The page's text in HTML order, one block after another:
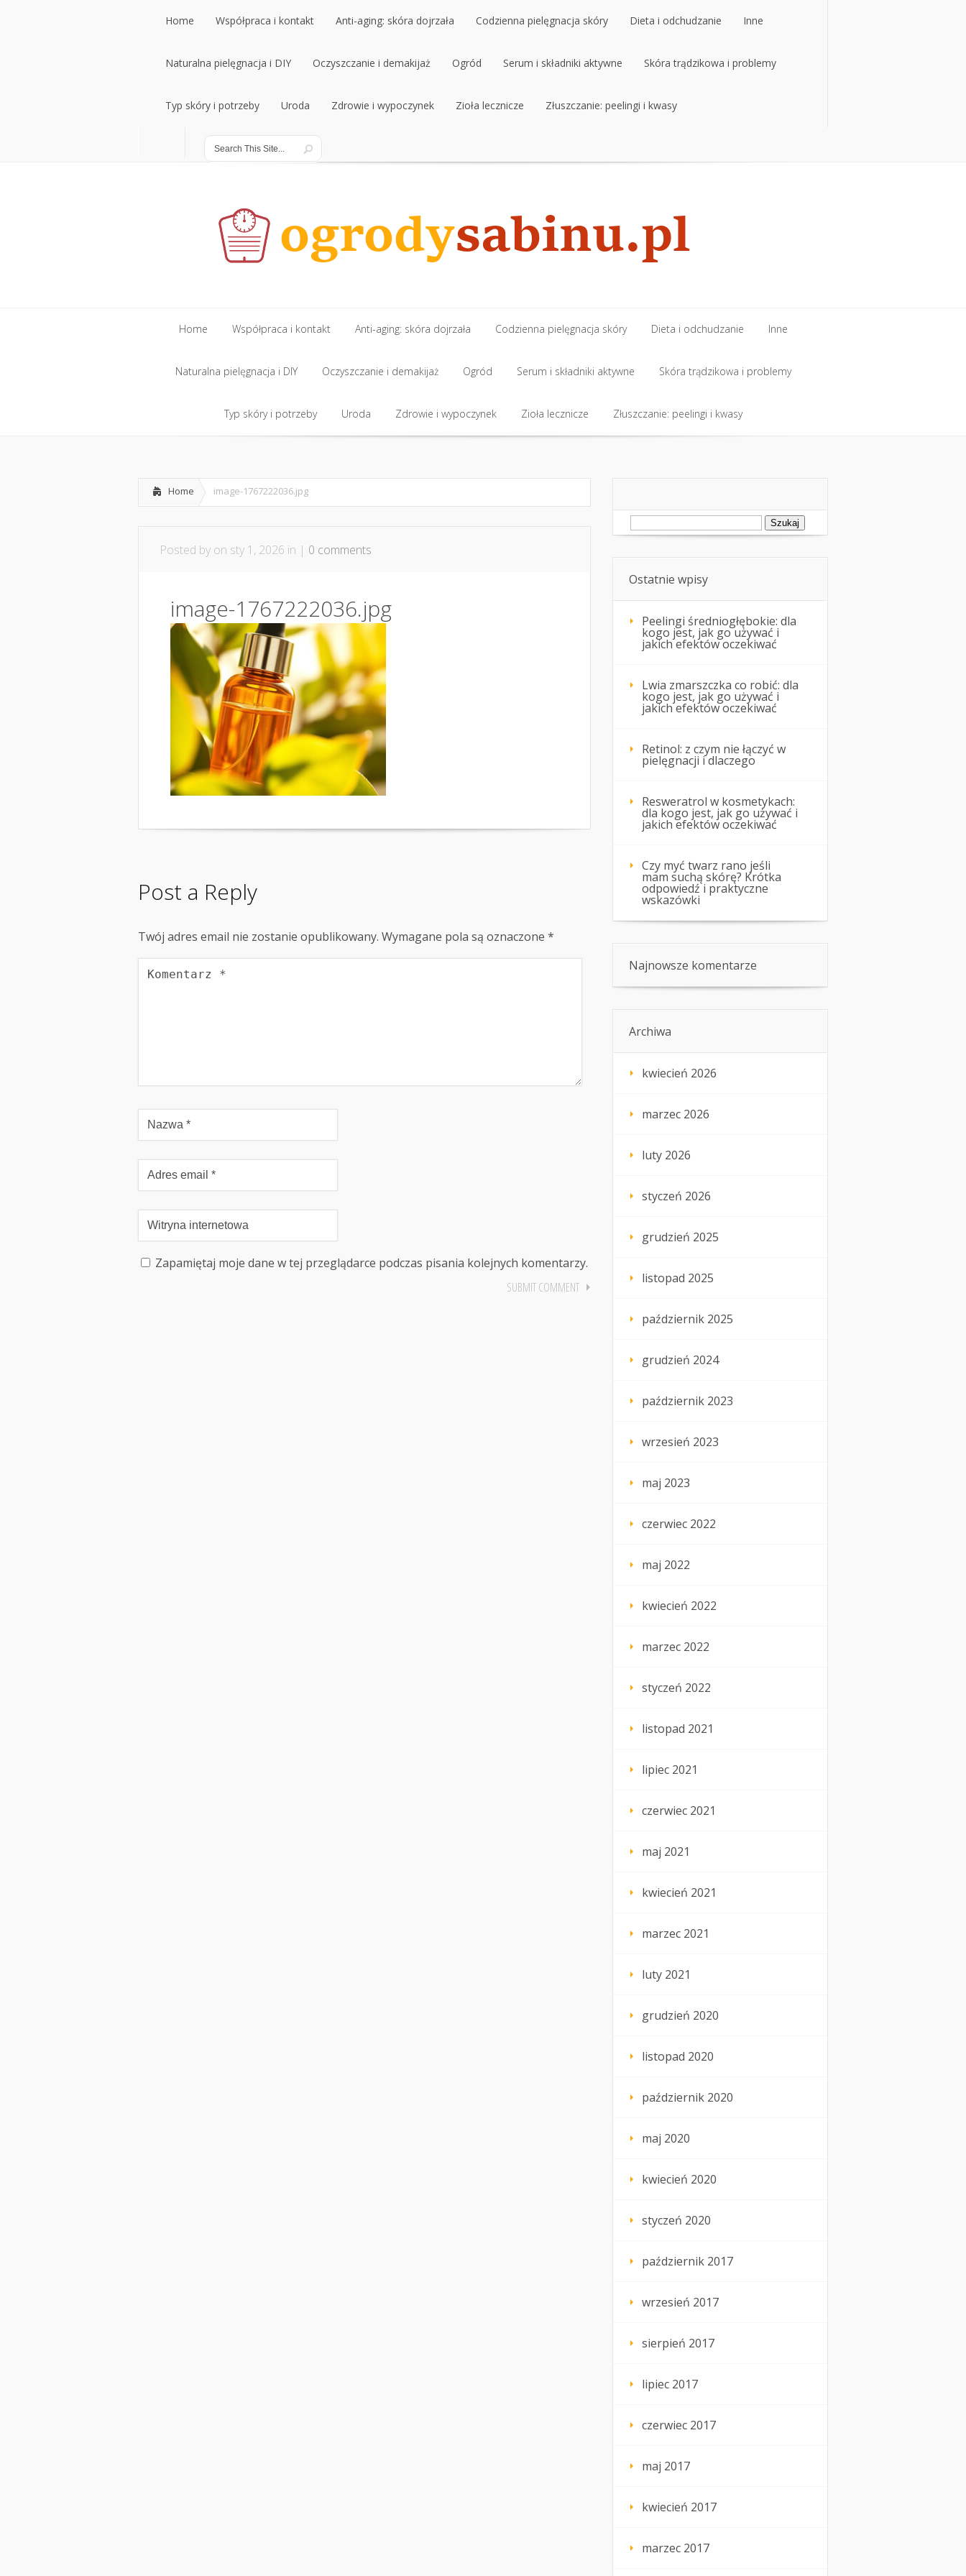
Home
Home
Współpraca i kontakt
Współpraca i kontakt
Anti-aging: skóra dojrzała
Anti-aging: skóra dojrzała
Codzienna pielęgnacja skóry
Codzienna pielęgnacja skóry
Dieta i odchudzanie
Dieta i odchudzanie
Inne
Inne
Naturalna pielęgnacja i DIY
Naturalna pielęgnacja i DIY
Oczyszczanie i demakijaż
Oczyszczanie i demakijaż
Ogród
Ogród
Serum i składniki aktywne
Serum i składniki aktywne
Skóra trądzikowa i problemy
Skóra trądzikowa i problemy
Typ skóry i potrzeby
Typ skóry i potrzeby
Uroda
Uroda
Zdrowie i wypoczynek Zioła lecznicze Złuszczanie: peelingi i kwasy
Home
Home
Współpraca i kontakt
Współpraca i kontakt
Anti-aging: skóra dojrzała
Anti-aging: skóra dojrzała
Codzienna pielęgnacja skóry
Codzienna pielęgnacja skóry
Dieta i odchudzanie
Dieta i odchudzanie
Inne
Inne
Naturalna pielęgnacja i DIY
Naturalna pielęgnacja i DIY
Oczyszczanie i demakijaż
Oczyszczanie i demakijaż
Ogród
Ogród
Serum i składniki aktywne
Serum i składniki aktywne
Skóra trądzikowa i problemy
Skóra trądzikowa i problemy
Typ skóry i potrzeby Uroda Zdrowie i wypoczynek Zioła lecznicze Złuszczanie: peelingi i kwasy
Home image-1767222036.jpg
Posted by on sty 1, 2026 in | 0 comments
image-1767222036.jpg
Post a Reply
Twój adres email nie zostanie opublikowany. Wymagane pola są oznaczone *
Zapamiętaj moje dane w tej przeglądarce podczas pisania kolejnych komentarzy.
Szukaj:
Ostatnie wpisy
Peelingi średniogłębokie: dla
kogo jest, jak go używać i
jakich efektów oczekiwać
Lwia zmarszczka co robić: dla
kogo jest, jak go używać i
jakich efektów oczekiwać
Retinol: z czym nie łączyć w
pielęgnacji i dlaczego
Resweratrol w kosmetykach:
dla kogo jest, jak go używać i
jakich efektów oczekiwać
Czy myć twarz rano jeśli
mam suchą skórę? Krótka
odpowiedź i praktyczne
wskazówki
Najnowsze komentarze
Archiwa
kwiecień 2026
marzec 2026
luty 2026
styczeń 2026
grudzień 2025
listopad 2025
październik 2025
grudzień 2024
październik 2023
wrzesień 2023
maj 2023
czerwiec 2022
maj 2022
kwiecień 2022
marzec 2022
styczeń 2022
listopad 2021
lipiec 2021
czerwiec 2021
maj 2021
kwiecień 2021
marzec 2021
luty 2021
grudzień 2020
listopad 2020
październik 2020
maj 2020
kwiecień 2020
styczeń 2020
październik 2017
wrzesień 2017
sierpień 2017
lipiec 2017
czerwiec 2017
maj 2017
kwiecień 2017
marzec 2017